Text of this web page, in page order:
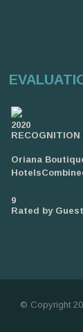
2020
RECOGNITION
Oriana
9
Rated by
© Copyright